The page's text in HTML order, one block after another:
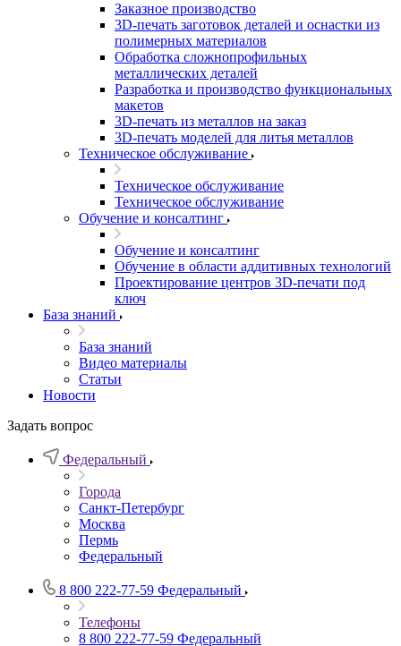
Заказное производство
3D-печать заготовок деталей и оснастки из
полимерных материалов
Обработка сложнопрофильных
металлических деталей
Разработка и производство функциональных
макетов
3D-печать из металлов на заказ
3D-печать моделей для литья металлов
Техническое обслуживание
Техническое обслуживание
Техническое обслуживание
Обучение и консалтинг
Обучение и консалтинг
Обучение в области аддитивных технологий
Проектирование центров 3D-печати под
ключ
База знаний
База знаний
Видео материалы
Статьи
Новости
Задать вопрос
Федеральный
Города
Санкт-Петербург
Москва
Пермь
Федеральный
8 800 222-77-59 Федеральный
Телефоны
8 800 222-77-59 Федеральный